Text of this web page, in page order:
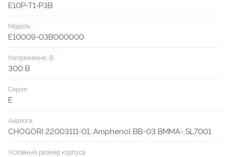
E10P-T1-P3B
Модель
E10009-03B000000
Напряжение, В
300 В
Серия
E
Аналоги
CHOGORI 22003111-01, Amphenol BB-03 BMMA- SL7001
Условный размер корпуса